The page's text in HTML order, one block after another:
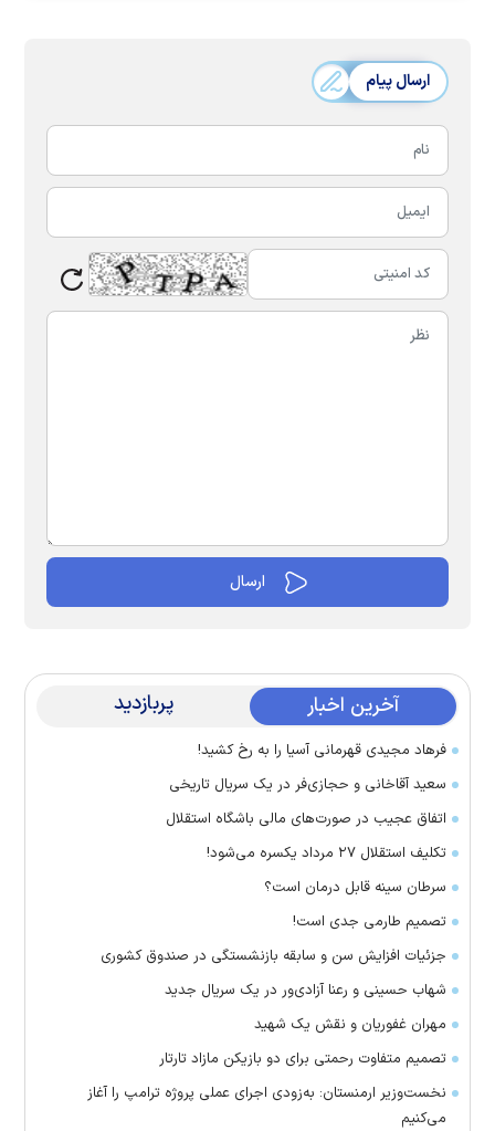
ارسال پیام
آخرین اخبار پربازدید
فرهاد مجیدی قهرمانی آسیا را به رخ کشید!
سعید آقاخانی و حجازی‌فر در یک سریال تاریخی
اتفاق عجیب در صورت‌های مالی باشگاه استقلال
تکلیف استقلال ۲۷ مرداد یکسره می‌شود!
سرطان سینه قابل درمان است؟
تصمیم طارمی جدی است!
جزئیات افزایش سن و سابقه بازنشستگی در صندوق کشوری
شهاب حسینی و رعنا آزادی‌ور در یک سریال جدید
مهران غفوریان و نقش یک شهید
تصمیم متفاوت رحمتی برای دو بازیکن مازاد تارتار
نخست‌وزیر ارمنستان: به‌زودی اجرای عملی پروژه ترامپ را آغاز
می‌کنیم